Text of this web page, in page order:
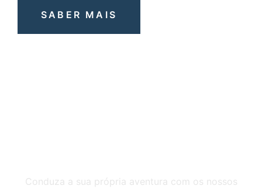
SABER MAIS
Conduza a sua própria aventura com os nossos